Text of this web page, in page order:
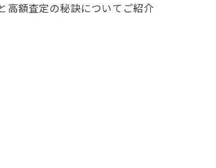
高額査定の秘訣についてご紹介